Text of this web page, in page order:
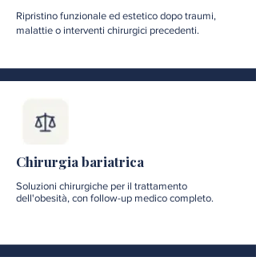
Ripristino funzionale ed estetico dopo traumi,
malattie o interventi chirurgici precedenti.
Chirurgia bariatrica
Soluzioni chirurgiche per il trattamento
dell'obesità, con follow-up medico completo.